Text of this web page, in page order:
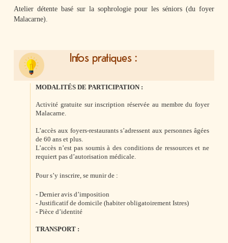
légal
Opération
canicule
Atelier détente basé sur la sophrologie pour les séniors (du foyer
Malacarne).
Infos pratiques :
MODALITÉS DE PARTICIPATION :
Activité gratuite sur inscription réservée au membre du foyer
Malacarne.
L’accès aux foyers-restaurants s’adressent aux personnes âgées
de 60 ans et plus.
L’accès n’est pas soumis à des conditions de ressources et ne
requiert pas d’autorisation médicale.
Pour s’y inscrire, se munir de :
- Dernier avis d’imposition
- Justificatif de domicile (habiter obligatoirement Istres)
- Pièce d’identité
TRANSPORT :